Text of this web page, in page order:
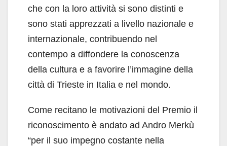
che con la loro attività si sono distinti e
sono stati apprezzati a livello nazionale e
internazionale, contribuendo nel
contempo a diffondere la conoscenza
della cultura e a favorire l’immagine della
città di Trieste in Italia e nel mondo.
Come recitano le motivazioni del Premio il
riconoscimento è andato ad Andro Merkù
“per il suo impegno costante nella